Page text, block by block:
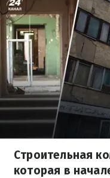
Строительная
которая в